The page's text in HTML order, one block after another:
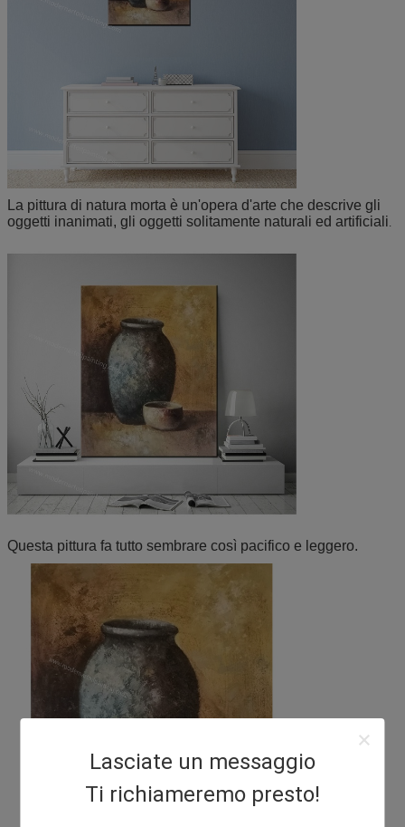
Lasciate un messaggio
Ti richiameremo presto!
La pittura di natura morta è un'opera d'arte che descrive gli
oggetti inanimati, gli oggetti solitamente naturali ed artificiali.
Questa pittura fa tutto sembrare così pacifico e leggero.